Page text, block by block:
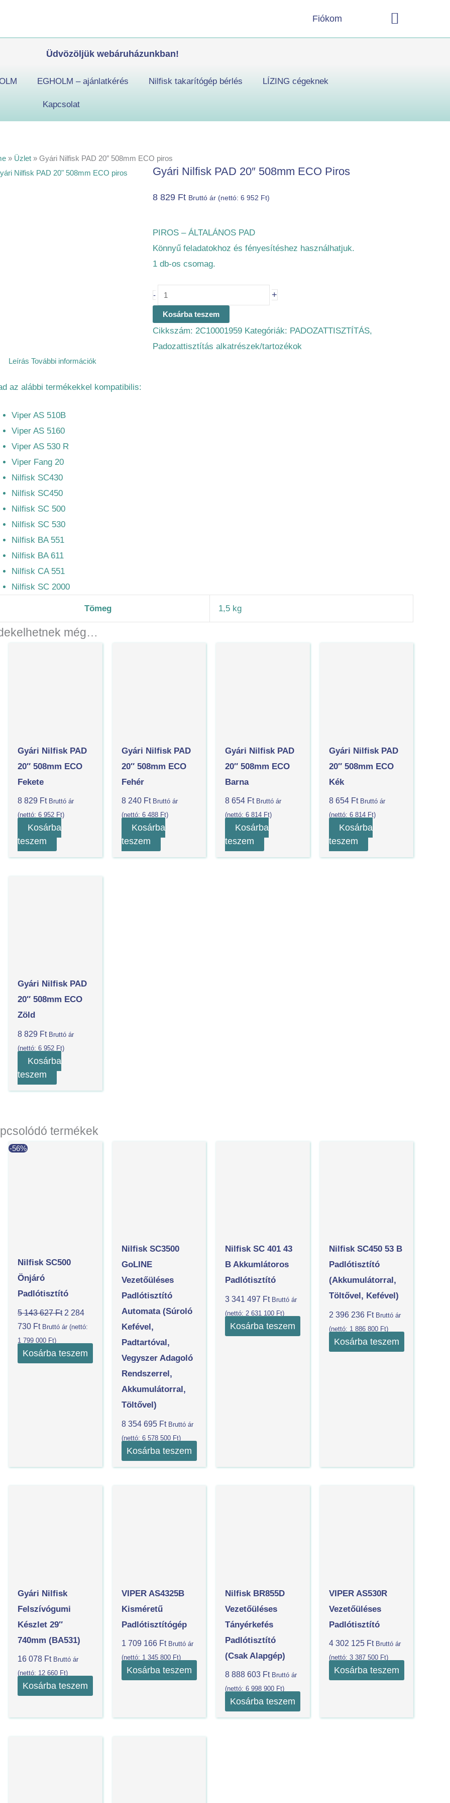
Fiókom Kosár
Üdvözöljük webáruházunkban!
EGHOLM – ajánlatkérés Nilfisk takarítógép bérlés LÍZING cégeknek
Kapcsolat
» Üzlet » Gyári Nilfisk PAD 20″ 508mm ECO piros
Gyári Nilfisk PAD 20″ 508mm ECO Piros
8 829 Ft Bruttó ár (nettó: 6 952 Ft)
PIROS – ÁLTALÁNOS PAD
Könnyű feladatokhoz és fényesítéshez használhatjuk.
1 db-os csomag.
- +
Kosárba teszem
Cikkszám: 2C10001959 Kategóriák: PADOZATTISZTÍTÁS,
Padozattisztítás alkatrészek/tartozékok
Leírás További információk
az alábbi termékekkel kompatibilis:
Viper AS 510B
Viper AS 5160
Viper AS 530 R
Viper Fang 20
Nilfisk SC430
Nilfisk SC450
Nilfisk SC 500
Nilfisk SC 530
Nilfisk BA 551
Nilfisk BA 611
Nilfisk CA 551
Nilfisk SC 2000
Tömeg 1,5 kg
még…
Gyári Nilfisk PAD
20″ 508mm ECO
Fekete
8 829 Ft Bruttó ár
(nettó: 6 952 Ft)
Kosárba
teszem
Gyári Nilfisk PAD
20″ 508mm ECO
Fehér
8 240 Ft Bruttó ár
(nettó: 6 488 Ft)
Kosárba
teszem
Gyári Nilfisk PAD
20″ 508mm ECO
Barna
8 654 Ft Bruttó ár
(nettó: 6 814 Ft)
Kosárba
teszem
Gyári Nilfisk PAD
20″ 508mm ECO
Kék
8 654 Ft Bruttó ár
(nettó: 6 814 Ft)
Kosárba
teszem
Gyári Nilfisk PAD
20″ 508mm ECO
Zöld
8 829 Ft Bruttó ár
(nettó: 6 952 Ft)
Kosárba
teszem
termékek
-56%
Nilfisk SC500
Önjáró
Padlótisztító
5 143 627Ft 2 284
730 Ft Bruttó ár (nettó:
1 799 000 Ft)
Kosárba teszem
Nilfisk SC3500
GoLINE
Vezetőüléses
Padlótisztító
Automata (súroló
Kefével,
Padtartóval,
Vegyszer Adagoló
Rendszerrel,
Akkumulátorral,
Töltővel)
8 354 695 Ft Bruttó ár
(nettó: 6 578 500 Ft)
Kosárba teszem
Nilfisk SC 401 43
B Akkumlátoros
Padlótisztító
3 341 497 Ft Bruttó ár
(nettó: 2 631 100 Ft)
Kosárba teszem
Nilfisk SC450 53 B
Padlótisztító
(akkumulátorral,
Töltővel, Kefével)
2 396 236 Ft Bruttó ár
(nettó: 1 886 800 Ft)
Kosárba teszem
Gyári Nilfisk
Felszívógumi
Készlet 29″
740mm (BA531)
16 078 Ft Bruttó ár
(nettó: 12 660 Ft)
Kosárba teszem
VIPER AS4325B
Kisméretű
Padlótisztítógép
1 709 166 Ft Bruttó ár
(nettó: 1 345 800 Ft)
Kosárba teszem
Nilfisk BR855D
Vezetőüléses
Tányérkefés
Padlótisztító
(csak Alapgép)
8 888 603 Ft Bruttó ár
(nettó: 6 998 900 Ft)
Kosárba teszem
VIPER AS530R
Vezetőüléses
Padlótisztító
4 302 125 Ft Bruttó ár
(nettó: 3 387 500 Ft)
Kosárba teszem